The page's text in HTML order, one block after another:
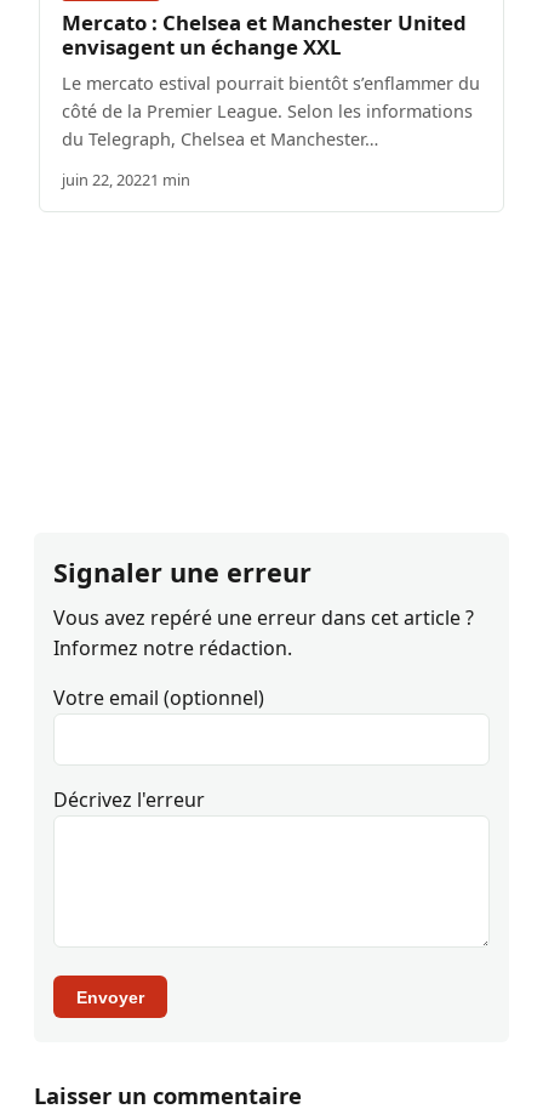
Mercato : Chelsea et Manchester United
envisagent un échange XXL
Le mercato estival pourrait bientôt s’enflammer du
côté de la Premier League. Selon les informations
du Telegraph, Chelsea et Manchester…
juin 22, 20221 min
Signaler une erreur
Vous avez repéré une erreur dans cet article ?
Informez notre rédaction.
Votre email (optionnel)
Décrivez l'erreur
Envoyer
Laisser un commentaire